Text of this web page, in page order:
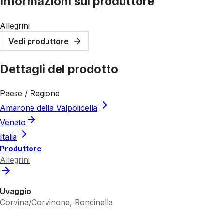
Allegrini
Vedi produttore
Dettagli del prodotto
Paese / Regione
Amarone della Valpolicella
Veneto
Italia
Produttore
Allegrini
Uvaggio
Corvina/Corvinone, Rondinella